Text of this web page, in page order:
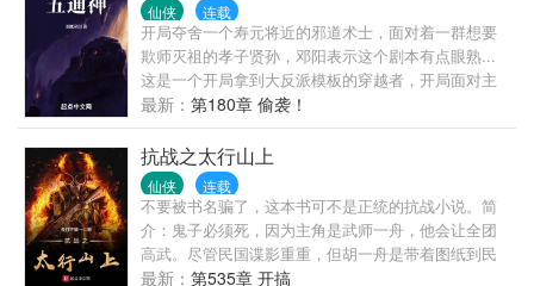
仙侠 连载
开局夺舍一个寿元将近的邪道术士，面对着一群想要
欺师灭祖的孝子贤孙，邓阳表示这个剧本有点眼熟...
这是一个开局拿到大反派模板的穿越者，开局面对主
角反噬的故事！ ...... 一盏神奇的青铜古灯，带来一个
现世之魂。 且看一个现代的穿越者，带你领略不一样
的神诡大世！ 五通者、五欲皆通，尝遍人间大欲，世
人谓之邪神！ ...... PS：新人新书！
最新： 第180章 偷袭！
抗战之太行山上
仙侠 连载
不要被书名骗了，这本书可不是正统的抗战小说。简
介：鬼子必须死，因为主角是武师一舟，他会让全团
高武。尽管民国谍影重重，但胡一舟是带着图纸到民
国。他先成立抗战保安团，发展铁血军工，练就一批
最新： 第535章 开搞